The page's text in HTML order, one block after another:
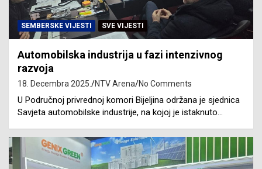
SEMBERSKE VIJESTI SVE VIJESTI
Automobilska industrija u fazi intenzivnog
razvoja
18. Decembra 2025. NTV Arena No Comments
U Područnoj privrednoj komori Bijeljina održana je sjednica
Savjeta automobilske industrije, na kojoj je istaknuto…